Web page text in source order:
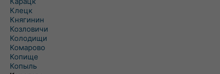
Клецк
Княгинин
Козловичи
Колодищи
Комарово
Копище
Копыль